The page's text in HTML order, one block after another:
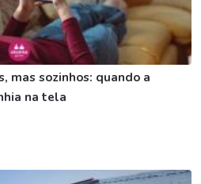
mas sozinhos: quando a
na tela